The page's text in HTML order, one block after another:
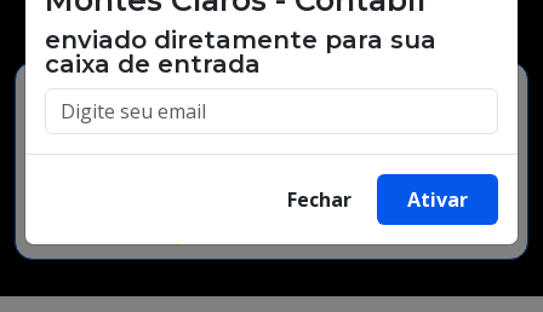
oportunidades de trabalho.
Buscar Vagas
enviado diretamente para sua
caixa de entrada
Fechar Ativar